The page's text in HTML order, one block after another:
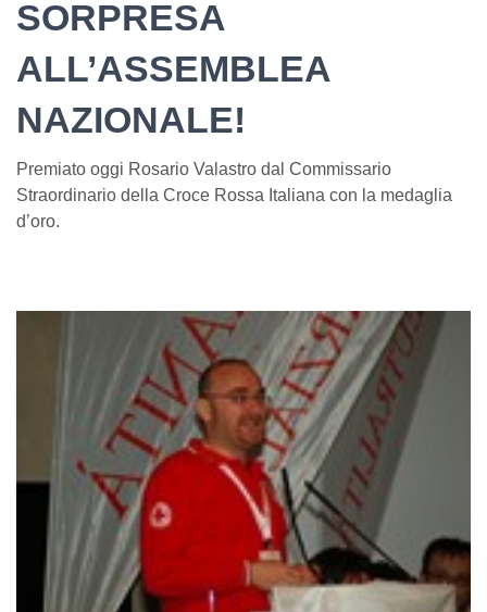
SORPRESA
ALL’ASSEMBLEA
NAZIONALE!
Premiato oggi Rosario Valastro dal Commissario
Straordinario della Croce Rossa Italiana con la medaglia
d’oro.